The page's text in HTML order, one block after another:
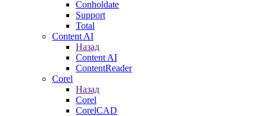
Conholdate
Support
Total
Content AI
Назад
Content AI
ContentReader
Corel
Назад
Corel
CorelCAD